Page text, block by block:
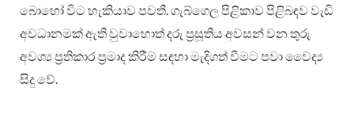
බොහෝ විට හැකියාව පවතී. ගැබ්ගෙල පිළිකාව පිළිබඳව වැඩි
අවධානමක් ඇති වුවාහොත් දරු ප්‍රසූතිය අවසන් වන තුරු
අවශ්‍ය ප්‍රතිකාර ප්‍රමාද කිරීම සඳහා මැදිගත් වීමට පවා වෛද්‍ය
සිදු වේ.